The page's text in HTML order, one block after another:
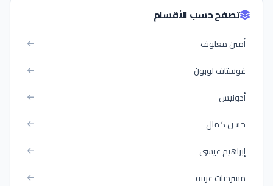
تصفح حسب الأقسام
أمين معلوف
غوستاف لوبون
أدونيس
حسن كمال
إبراهيم عيسى
مسرحيات عربية